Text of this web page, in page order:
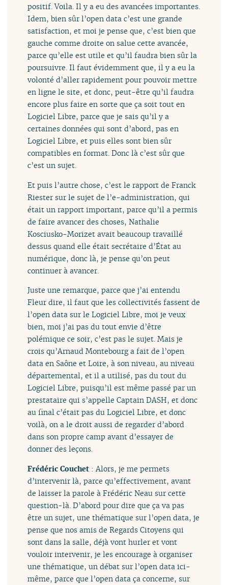
positif. Voila. Il y a eu des avancées importantes.
Idem, bien sûr l’open data c’est une grande
satisfaction, et moi je pense que, c’est bien que
gauche comme droite on salue cette avancée,
parce qu’elle est utile et qu’il faudra bien sûr la
poursuivre. Il faut évidemment que, il y a eu la
volonté d’aller rapidement pour pouvoir mettre
en ligne le site, et donc, peut-être qu’il faudra
encore plus faire en sorte que ça soit tout en
Logiciel Libre, parce que je sais qu’il y a
certaines données qui sont d’abord, pas en
Logiciel Libre, et puis elles sont bien sûr
compatibles en format. Donc là c’est sûr que
c’est un sujet.
Et puis l’autre chose, c’est le rapport de Franck
Riester sur le sujet de l’e-administration, qui
était un rapport important, parce qu’il a permis
de faire avancer des choses, Nathalie
Kosciusko-Morizet avait beaucoup travaillé
dessus quand elle était secrétaire d’État au
numérique, donc là, je pense qu’on peut
continuer à avancer.
Juste une remarque, parce que j’ai entendu
Fleur dire, il faut que les collectivités fassent de
l’open data sur le Logiciel Libre, moi je veux
bien, moi j’ai pas du tout envie d’être
polémique ce soir, c’est pas le sujet. Mais je
crois qu’Arnaud Montebourg a fait de l’open
data en Saône et Loire, à son niveau, au niveau
départemental, et il a utilisé, pas du tout du
Logiciel Libre, puisqu’il est même passé par un
prestataire qui s’appelle Captain DASH, et donc
au final c’était pas du Logiciel Libre, et donc
voilà, on a le droit aussi de regarder d’abord
dans son propre camp avant d’essayer de
donner des leçons.
Frédéric Couchet : Alors, je me permets
d’intervenir là, parce qu’effectivement, avant
de laisser la parole à Frédéric Neau sur cette
question-là. D’abord pour dire que ça va pas
être un sujet, une thématique sur l’open data, je
pense que nos amis de Regards Citoyens qui
sont dans la salle, déjà vont hurler et vont
vouloir intervenir, je les encourage à organiser
une thématique, un débat sur l’open data ici-
même, parce que l’open data ça concerne, sur